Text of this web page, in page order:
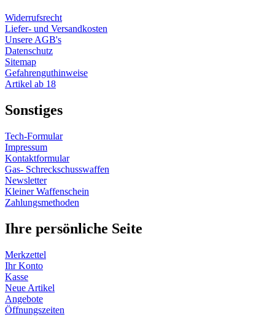
Widerrufsrecht
Liefer- und Versandkosten
Unsere AGB's
Datenschutz
Sitemap
Gefahrenguthinweise
Artikel ab 18
Sonstiges
Tech-Formular
Impressum
Kontaktformular
Gas- Schreckschusswaffen
Newsletter
Kleiner Waffenschein
Zahlungsmethoden
Ihre persönliche Seite
Merkzettel
Ihr Konto
Kasse
Neue Artikel
Angebote
Öffnungszeiten